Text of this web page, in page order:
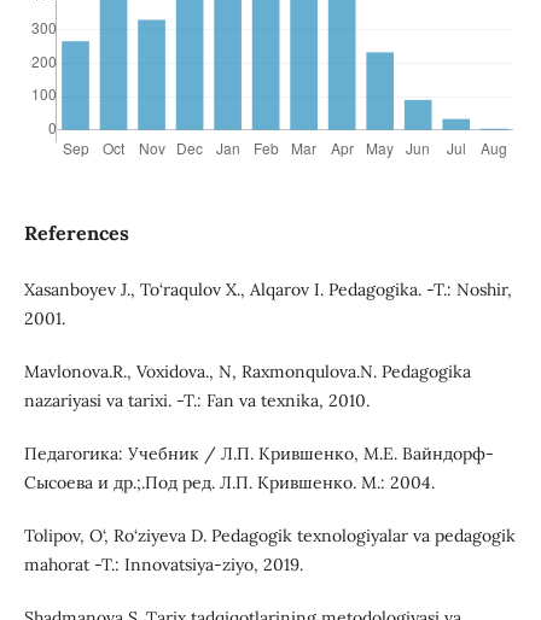
References
Xasanboyev J., To‘raqulov X., Alqarov I. Pedagogika. -T.: Noshir,
2001.
Mavlonova.R., Voxidova., N, Raxmonqulova.N. Pedagogika
nazariyasi va tarixi. -T.: Fan va texnika, 2010.
Педагогика: Учебник / Л.П. Крившенко, М.Е. Вайндорф-
Сысоева и др.;.Под ред. Л.П. Крившенко. М.: 2004.
Tolipov, O‘, Ro‘ziyeva D. Pedagogik texnologiyalar va pedagogik
mahorat -T.: Innovatsiya-ziyo, 2019.